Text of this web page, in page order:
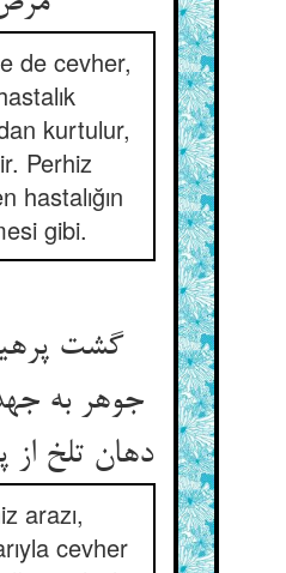
de cevher,
kurtulur,
Perhiz
hastalığın
gibi.
گشت
جوهر به
دهان تلخ از
arazı,
cevher